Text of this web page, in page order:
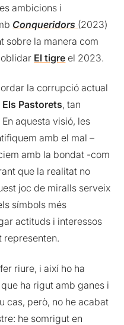
ambicions i
Conqueridors (2023)
sobre la manera com
El tigre el 2023.
la corrupció actual
Els Pastorets, tan
aquesta visió, les
amb el mal –
amb la bondat -com
que la realitat no
joc de miralls serveix
símbols més
actituds i interessos
representen.
riure, i així ho ha
ha rigut amb ganes i
cas, però, no he acabat
he somrigut en